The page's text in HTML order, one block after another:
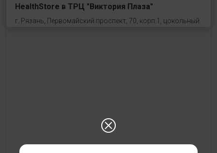
HealthStore в ТРЦ "Виктория Плаза"
г. Рязань, Первомайский проспект, 70, корп.1, цокольный
с 10:00 до 21:00 (без выходных)